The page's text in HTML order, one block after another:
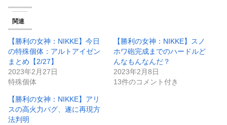
関連
【勝利の女神：NIKKE】今日
の特殊個体：アルトアイゼン
まとめ【2/27】
2023年2月27日
特殊個体
【勝利の女神：NIKKE】スノ
ホワ砲完成までのハードルど
んなもんなんだ？
2023年2月8日
13件のコメント付き
【勝利の女神：NIKKE】アリ
スの高火力バグ、遂に再現方
法判明